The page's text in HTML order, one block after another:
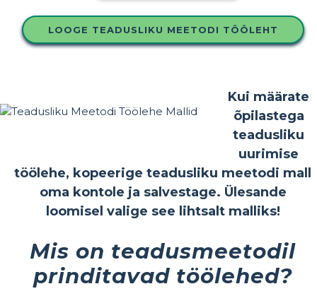
LOOGE TEADUSLIKU MEETODI TÖÖLEHT
Kui määrate
õpilastega
teadusliku
uurimise
töölehe, kopeerige teadusliku meetodi mall
oma kontole ja salvestage. Ülesande
loomisel valige see lihtsalt malliks!
Mis on teadusmeetodil
prinditavad töölehed?